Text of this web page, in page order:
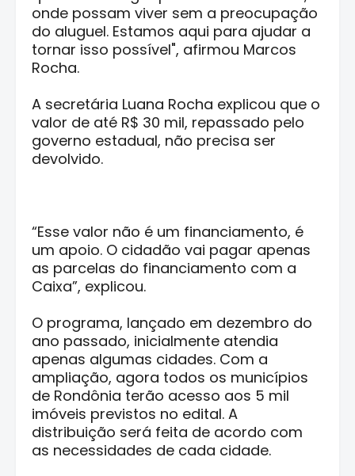
onde possam viver sem a preocupação
do aluguel. Estamos aqui para ajudar a
tornar isso possível", afirmou Marcos
Rocha.
A secretária Luana Rocha explicou que o
valor de até R$ 30 mil, repassado pelo
governo estadual, não precisa ser
devolvido.
“Esse valor não é um financiamento, é
um apoio. O cidadão vai pagar apenas
as parcelas do financiamento com a
Caixa”, explicou.
O programa, lançado em dezembro do
ano passado, inicialmente atendia
apenas algumas cidades. Com a
ampliação, agora todos os municípios
de Rondônia terão acesso aos 5 mil
imóveis previstos no edital. A
distribuição será feita de acordo com
as necessidades de cada cidade.